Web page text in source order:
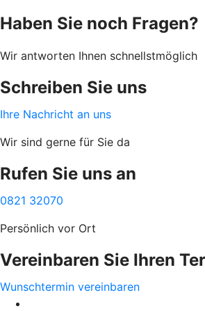
Haben Sie noch Fragen?
Wir antworten Ihnen schnellstmöglich
Schreiben Sie uns
Ihre Nachricht an uns
Wir sind gerne für Sie da
Rufen Sie uns an
0821 32070
Persönlich vor Ort
Vereinbaren Sie Ihren
Wunschtermin vereinbaren